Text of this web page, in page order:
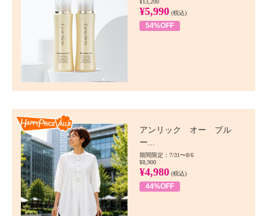
¥13,200
¥5,990 (税込)
54%OFF
アンリック オー ブル
ー...
期間限定：7/31〜8/6
¥8,900
¥4,980 (税込)
44%OFF